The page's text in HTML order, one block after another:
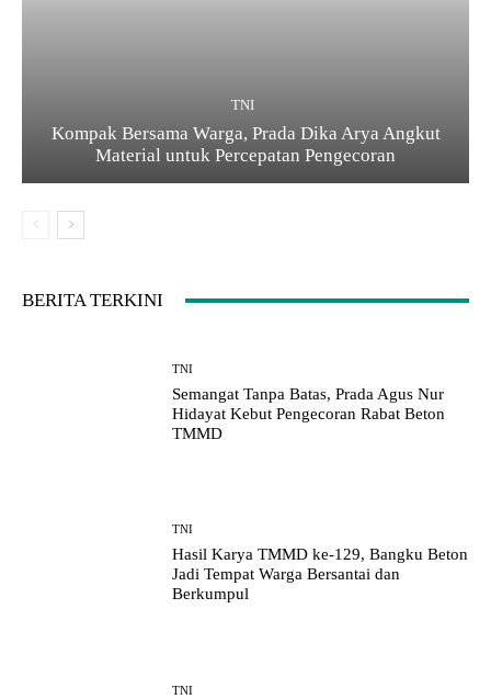
TNI
Kompak Bersama Warga, Prada Dika Arya Angkut
Material untuk Percepatan Pengecoran
BERITA TERKINI
TNI
Semangat Tanpa Batas, Prada Agus Nur
Hidayat Kebut Pengecoran Rabat Beton
TMMD
TNI
Hasil Karya TMMD ke-129, Bangku Beton
Jadi Tempat Warga Bersantai dan
Berkumpul
TNI